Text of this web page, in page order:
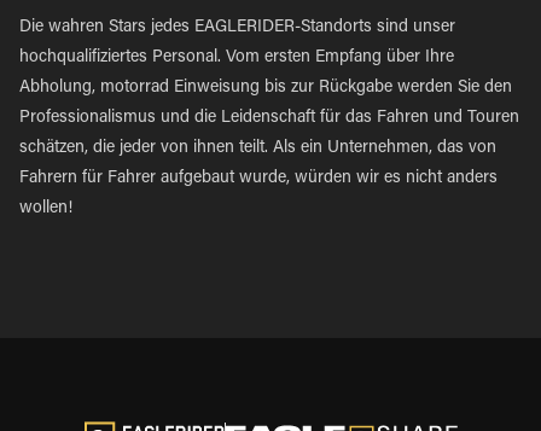
Die wahren Stars jedes EAGLERIDER-Standorts sind unser
hochqualifiziertes Personal. Vom ersten Empfang über Ihre
Abholung, motorrad Einweisung bis zur Rückgabe werden Sie den
Professionalismus und die Leidenschaft für das Fahren und Touren
schätzen, die jeder von ihnen teilt. Als ein Unternehmen, das von
Fahrern für Fahrer aufgebaut wurde, würden wir es nicht anders
wollen!